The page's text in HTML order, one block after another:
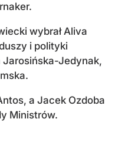
wybrał Aliva
i polityki
Jarosińska-Jedynak,
a Jacek Ozdoba
Ministrów.